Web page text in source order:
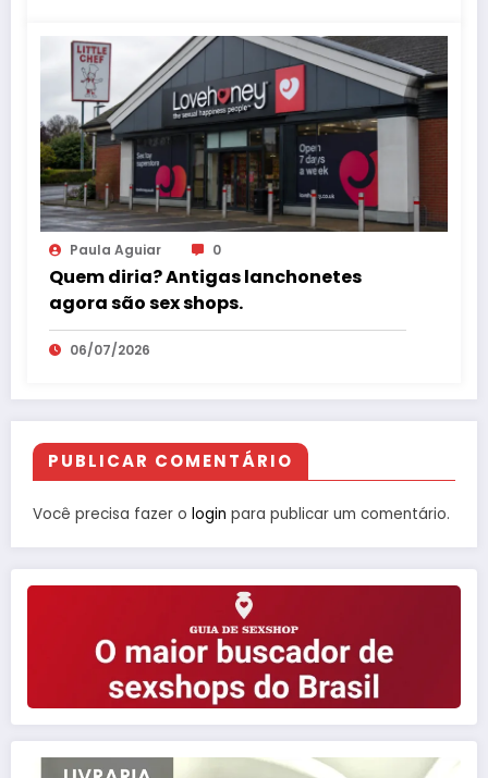
Paula Aguiar 0
Quem diria? Antigas lanchonetes
agora são sex shops.
06/07/2026
PUBLICAR COMENTÁRIO
Você precisa fazer o login para publicar um comentário.